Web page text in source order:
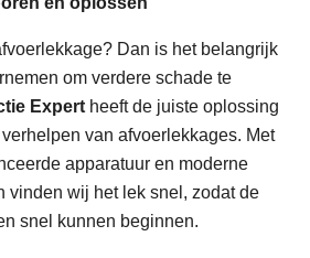
Dan is het belangrijk
om verdere schade te
Expert heeft de juiste oplossing
van afvoerlekkages. Met
apparatuur en moderne
vinden wij het lek snel, zodat de
snel kunnen beginnen.